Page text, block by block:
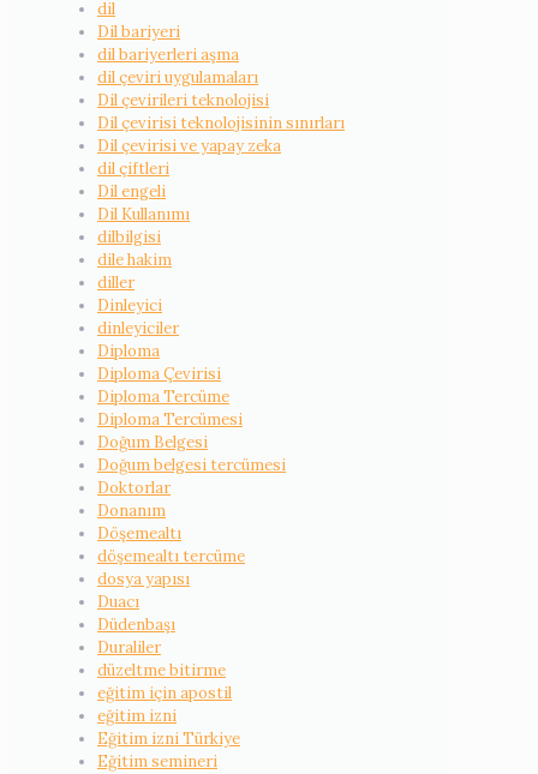
dil
Dil bariyeri
dil bariyerleri aşma
dil çeviri uygulamaları
Dil çevirileri teknolojisi
Dil çevirisi teknolojisinin sınırları
Dil çevirisi ve yapay zeka
dil çiftleri
Dil engeli
Dil Kullanımı
dilbilgisi
dile hakim
diller
Dinleyici
dinleyiciler
Diploma
Diploma Çevirisi
Diploma Tercüme
Diploma Tercümesi
Doğum Belgesi
Doğum belgesi tercümesi
Doktorlar
Donanım
Döşemealtı
döşemealtı tercüme
dosya yapısı
Duacı
Düdenbaşı
Duraliler
düzeltme bitirme
eğitim için apostil
eğitim izni
Eğitim izni Türkiye
Eğitim semineri